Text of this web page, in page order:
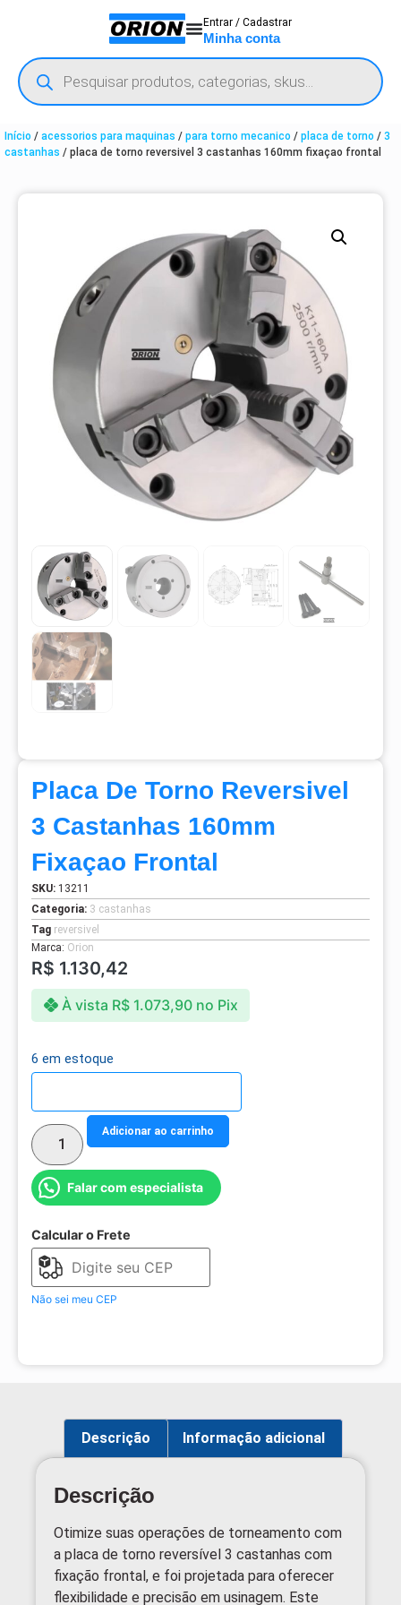
Entrar / Cadastrar
Minha conta
Início / acessorios para maquinas / para torno mecanico / placa de torno / 3
castanhas / placa de torno reversivel 3 castanhas 160mm fixaçao frontal
Placa De Torno Reversivel
3 Castanhas 160mm
Fixaçao Frontal
SKU: 13211
Categoria: 3 castanhas
Tag reversivel
Marca: Orion
R$ 1.130,42
À vista R$1.073,90 no Pix
6 em estoque
Adicionar ao carrinho
Falar com especialista
Calcular o Frete
Não sei meu CEP
Descrição Informação adicional
Descrição
Otimize suas operações de torneamento com
a placa de torno reversível 3 castanhas com
fixação frontal, e foi projetada para oferecer
flexibilidade e precisão em usinagem. Este